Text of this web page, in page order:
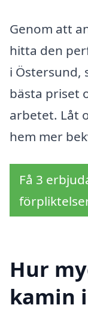
Genom att
hitta den
i Östersund,
bästa priset
arbetet. Låt
hem mer
Få 3
Hur
kamin